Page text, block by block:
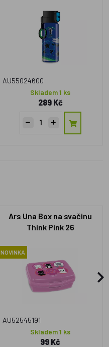
AU55024600
Skladem 1 ks
289 Kč
Ars Una Box na svačinu
Think Pink 26
NOVINKA
AU52545191
Skladem 1 ks
99 Kč